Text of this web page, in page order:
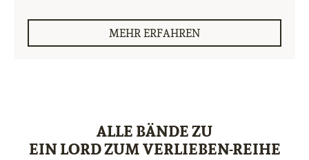
MEHR ERFAHREN
ALLE BÄNDE ZU
EIN LORD ZUM VERLIEBEN-REIHE